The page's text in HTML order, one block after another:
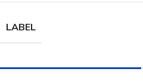
LABEL